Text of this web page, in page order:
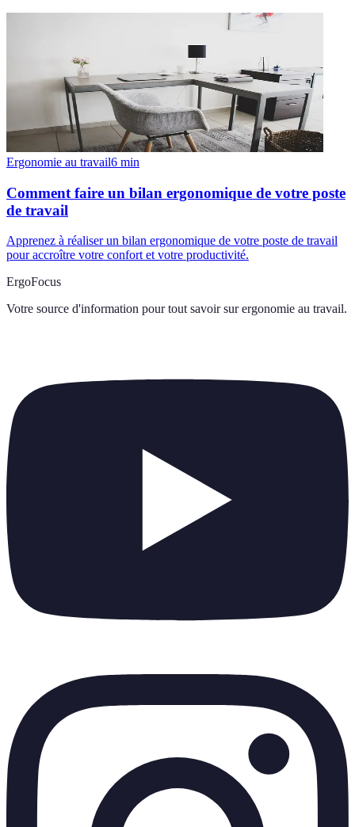
Ergonomie au travail6 min
Comment faire un bilan ergonomique de votre poste
de travail
Apprenez à réaliser un bilan ergonomique de votre poste de travail
pour accroître votre confort et votre productivité.
ErgoFocus
Votre source d'information pour tout savoir sur ergonomie au travail.